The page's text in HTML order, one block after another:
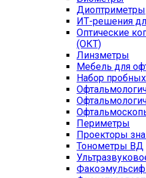
Диоптриметры
ИТ-решения
Оптические
(ОКТ)
Линзметры
Мебель для
Набор
Периметры
Проекторы
Тонометры ВД